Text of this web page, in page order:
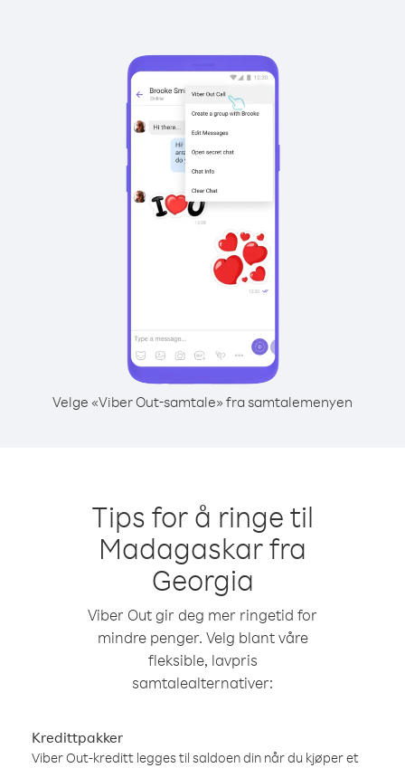
Velge «Viber Out-samtale» fra samtalemenyen
Tips for å ringe til
Madagaskar fra
Georgia
Viber Out gir deg mer ringetid for
mindre penger. Velg blant våre
fleksible, lavpris
samtalealternativer:
Kredittpakker
Viber Out-kreditt legges til saldoen din når du kjøper et